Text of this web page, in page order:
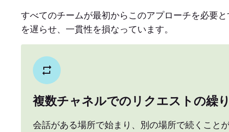
すべてのチームが最初からこのアプローチを必要
を遅らせ、一貫性を損なっています。
複数チャネルでのリクエストの繰
会話がある場所で始まり、別の場所で続くこと